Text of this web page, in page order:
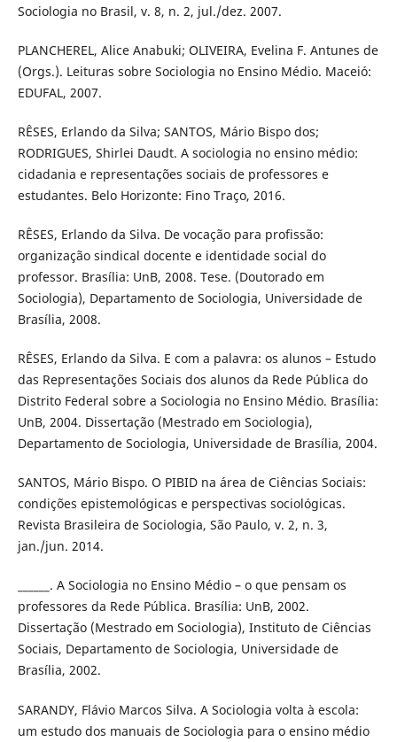
Sociologia no Brasil, v. 8, n. 2, jul./dez. 2007.
PLANCHEREL, Alice Anabuki; OLIVEIRA, Evelina F. Antunes de
(Orgs.). Leituras sobre Sociologia no Ensino Médio. Maceió:
EDUFAL, 2007.
RÊSES, Erlando da Silva; SANTOS, Mário Bispo dos;
RODRIGUES, Shirlei Daudt. A sociologia no ensino médio:
cidadania e representações sociais de professores e
estudantes. Belo Horizonte: Fino Traço, 2016.
RÊSES, Erlando da Silva. De vocação para profissão:
organização sindical docente e identidade social do
professor. Brasília: UnB, 2008. Tese. (Doutorado em
Sociologia), Departamento de Sociologia, Universidade de
Brasília, 2008.
RÊSES, Erlando da Silva. E com a palavra: os alunos – Estudo
das Representações Sociais dos alunos da Rede Pública do
Distrito Federal sobre a Sociologia no Ensino Médio. Brasília:
UnB, 2004. Dissertação (Mestrado em Sociologia),
Departamento de Sociologia, Universidade de Brasília, 2004.
SANTOS, Mário Bispo. O PIBID na área de Ciências Sociais:
condições epistemológicas e perspectivas sociológicas.
Revista Brasileira de Sociologia, São Paulo, v. 2, n. 3,
jan./jun. 2014.
______. A Sociologia no Ensino Médio – o que pensam os
professores da Rede Pública. Brasília: UnB, 2002.
Dissertação (Mestrado em Sociologia), Instituto de Ciências
Sociais, Departamento de Sociologia, Universidade de
Brasília, 2002.
SARANDY, Flávio Marcos Silva. A Sociologia volta à escola:
um estudo dos manuais de Sociologia para o ensino médio